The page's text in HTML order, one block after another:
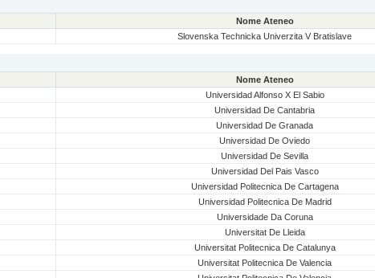
Nome Ateneo
Slovenska Technicka Univerzita V Bratislave
Nome Ateneo
Universidad Alfonso X El Sabio
Universidad De Cantabria
Universidad De Granada
Universidad De Oviedo
Universidad De Sevilla
Universidad Del Pais Vasco
Universidad Politecnica De Cartagena
Universidad Politecnica De Madrid
Universidade Da Coruna
Universitat De Lleida
Universitat Politecnica De Catalunya
Universitat Politecnica De Valencia